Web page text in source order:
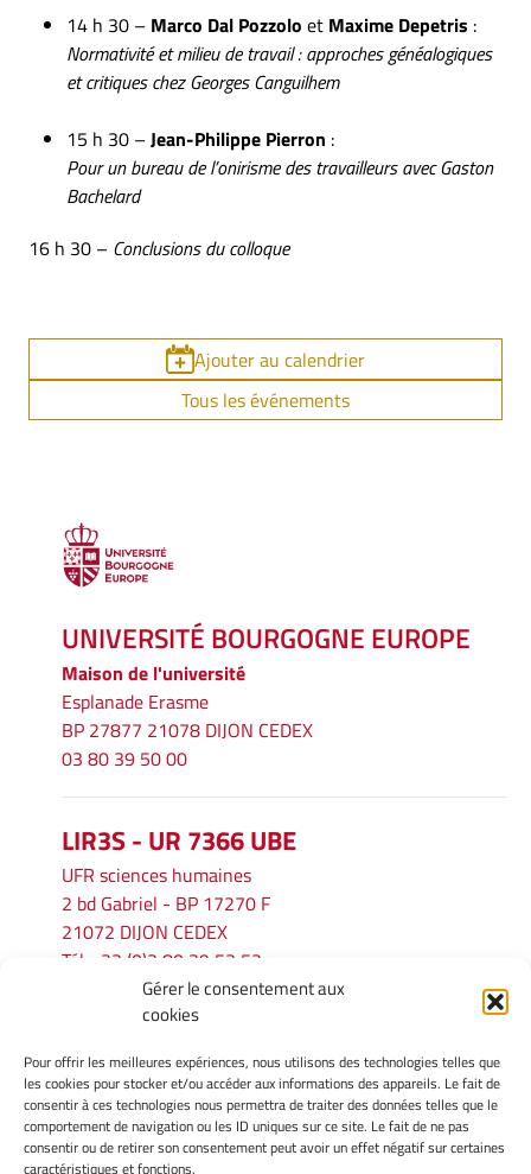
Gérer le consentement aux
cookies
Pour offrir les meilleures expériences, nous utilisons des technologies telles que
les cookies pour stocker et/ou accéder aux informations des appareils. Le fait de
consentir à ces technologies nous permettra de traiter des données telles que le
comportement de navigation ou les ID uniques sur ce site. Le fait de ne pas
consentir ou de retirer son consentement peut avoir un effet négatif sur certaines
caractéristiques et fonctions.
14 h 30 – Marco Dal Pozzolo et Maxime Depetris :
Normativité et milieu de travail : approches généalogiques
et critiques chez Georges Canguilhem
15 h 30 – Jean-Philippe Pierron :
Pour un bureau de l’onirisme des travailleurs avec Gaston
Bachelard
16 h 30 – Conclusions du colloque
Ajouter au calendrier
Tous les événements
UNIVERSITÉ BOURGOGNE EUROPE
Maison de l'université
Esplanade Erasme
BP 27877 21078 DIJON CEDEX
03 80 39 50 00
LIR3S - UR 7366 UBE
UFR sciences humaines
2 bd Gabriel - BP 17270 F
21072 DIJON CEDEX
Tél. : 33 (0)3 80 39 53 52
lir3s@u-bourgogne.fr
INFORMATIONS LÉGALES
Mentions légales
Gérer mes cookies
Politique de cookies